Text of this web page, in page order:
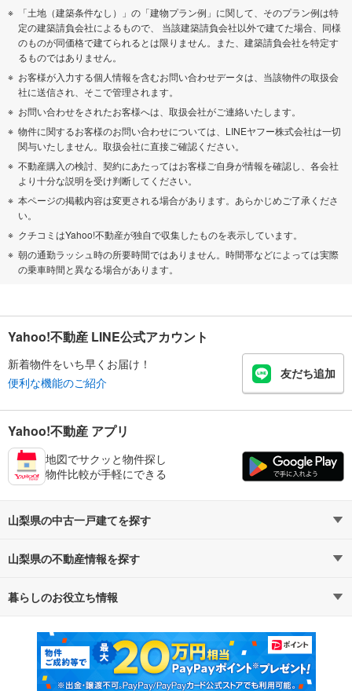
「土地（建築条件なし）」の「建物プラン例」に関して、そのプラン例は特
定の建築請負会社によるもので、 当該建築請負会社以外で建てた場合、同様
のものが同価格で建てられるとは限りません。また、建築請負会社を特定す
るものではありません。
お客様が入力する個人情報を含むお問い合わせデータは、当該物件の取扱会
社に送信され、そこで管理されます。
お問い合わせをされたお客様へは、取扱会社がご連絡いたします。
物件に関するお客様のお問い合わせについては、LINEヤフー株式会社は一切
関与いたしません。取扱会社に直接ご確認ください。
不動産購入の検討、契約にあたってはお客様ご自身が情報を確認し、各会社
より十分な説明を受け判断してください。
本ページの掲載内容は変更される場合があります。あらかじめご了承くださ
い。
クチコミはYahoo!不動産が独自で収集したものを表示しています。
朝の通勤ラッシュ時の所要時間ではありません。時間帯などによっては実際
の乗車時間と異なる場合があります。
Yahoo!不動産 LINE公式アカウント
新着物件をいち早くお届け！
便利な機能のご紹介
友だち追加
Yahoo!不動産 アプリ
地図でサクッと物件探し
物件比較が手軽にできる
山梨県の中古一戸建てを探す
路線・駅から探す
通勤・通学時間から探す
山梨県の不動産情報を探す
不動産・住宅
新築マンション 中古マンション
新築一戸建て 中古一戸建て
暮らしのお役立ち情報
マンションカタログ 教えて！住まいの先生